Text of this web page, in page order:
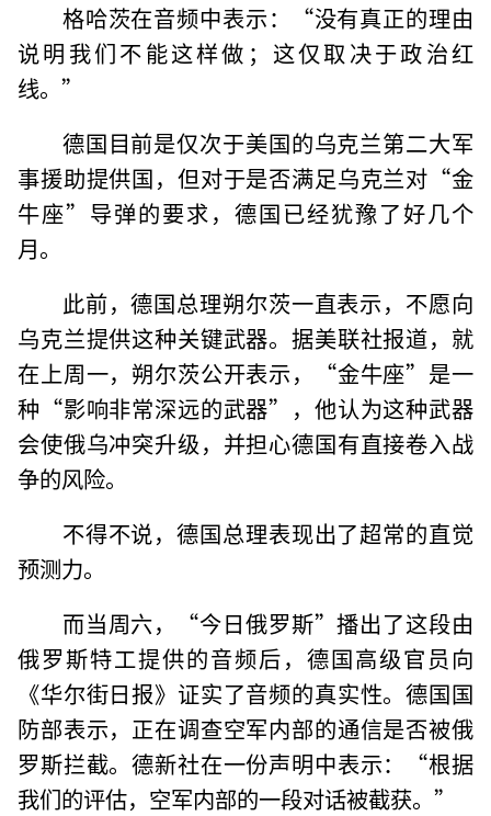
格哈茨在音频中表示：“没有真正的理由
说明我们不能这样做；这仅取决于政治红
线。”
德国目前是仅次于美国的乌克兰第二大军
事援助提供国，但对于是否满足乌克兰对“金
牛座”导弹的要求，德国已经犹豫了好几个
月。
此前，德国总理朔尔茨一直表示，不愿向
乌克兰提供这种关键武器。据美联社报道，就
在上周一，朔尔茨公开表示，“金牛座”是一
种“影响非常深远的武器”，他认为这种武器
会使俄乌冲突升级，并担心德国有直接卷入战
争的风险。
不得不说，德国总理表现出了超常的直觉
预测力。
而当周六，“今日俄罗斯”播出了这段由
俄罗斯特工提供的音频后，德国高级官员向
《华尔街日报》证实了音频的真实性。德国国
防部表示，正在调查空军内部的通信是否被俄
罗斯拦截。德新社在一份声明中表示：“根据
我们的评估，空军内部的一段对话被截获。”